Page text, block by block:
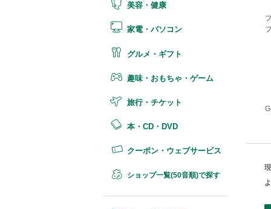
美容・健康
家電・パソコン
グルメ・ギフト
趣味・おもちゃ・ゲーム
旅行・チケット
本・CD・DVD
クーポン・ウェブサービス
ショップ一覧(50音順)で探す